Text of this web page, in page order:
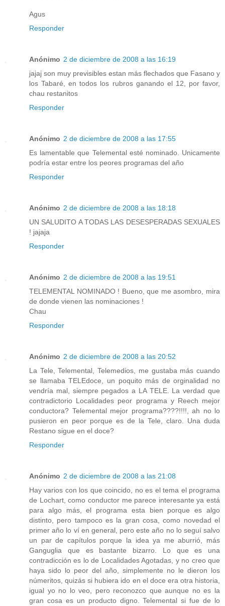
Agus
Responder
Anónimo 2 de diciembre de 2008 a las 16:19
jajaj son muy previsibles estan más flechados que Fasano y
los Tabaré, en todos los rubros ganando el 12, por favor,
chau restanitos
Responder
Anónimo 2 de diciembre de 2008 a las 17:55
Es lamentable que Telemental esté nominado. Unicamente
podría estar entre los peores programas del año
Responder
Anónimo 2 de diciembre de 2008 a las 18:18
UN SALUDITO A TODAS LAS DESESPERADAS SEXUALES
! jajaja
Responder
Anónimo 2 de diciembre de 2008 a las 19:51
TELEMENTAL NOMINADO ! Bueno, que me asombro, mira
de donde vienen las nominaciones !
Chau
Responder
Anónimo 2 de diciembre de 2008 a las 20:52
La Tele, Telemental, Telemedios, me gustaba más cuando
se llamaba TELEdoce, un poquito más de orginalidad no
vendría mal, siempre pegados a LA TELE. La verdad que
contradictorio Localidades peor programa y Reech mejor
conductora? Telemental mejor programa????!!!!, ah no lo
pusieron en peor porque es de la Tele, claro. Una duda
Restano sigue en el doce?
Responder
Anónimo 2 de diciembre de 2008 a las 21:08
Hay varios con los que coincido, no es el tema el programa
de Lochart, como conductor me parece interesante ya está
para algo más, el programa esta bien porque es algo
distinto, pero tampoco es la gran cosa, como novedad el
primer año lo ví en general, pero este año no lo seguí salvo
un par de capítulos porque la idea ya me aburrió, más
Ganguglia que es bastante bizarro. Lo que es una
contradicción es lo de Localidades Agotadas, y no creo que
haya sido lo peor del año, simplemente no le dieron los
númeritos, quizás si hubiera ido en el doce era otra historia,
igual yo no lo veo, pero reconozco que aunque no es la
gran cosa es un producto digno. Telemental si fue de lo